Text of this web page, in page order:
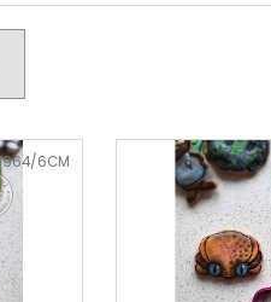
6CM
KOLEKCE